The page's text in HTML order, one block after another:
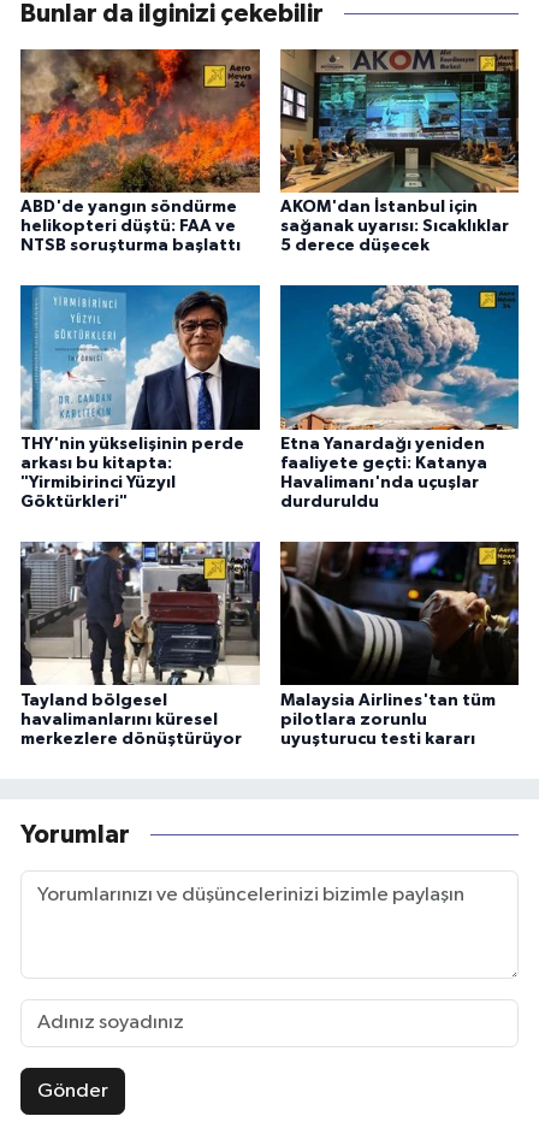
Bunlar da ilginizi çekebilir
ABD'de yangın söndürme
helikopteri düştü: FAA ve
NTSB soruşturma başlattı
AKOM'dan İstanbul için
sağanak uyarısı: Sıcaklıklar
5 derece düşecek
THY'nin yükselişinin perde
arkası bu kitapta:
"Yirmibirinci Yüzyıl
Göktürkleri"
Etna Yanardağı yeniden
faaliyete geçti: Katanya
Havalimanı'nda uçuşlar
durduruldu
Tayland bölgesel
havalimanlarını küresel
merkezlere dönüştürüyor
Malaysia Airlines'tan tüm
pilotlara zorunlu
uyuşturucu testi kararı
Yorumlar
Gönder